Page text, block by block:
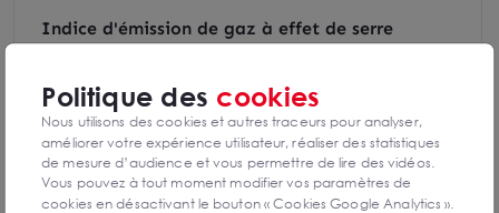
Indice d'émission de gaz à effet de serre
Diagnostics GES en cours de réalisation
Politique des cookies
Nous utilisons des cookies et autres traceurs pour analyser,
améliorer votre expérience utilisateur, réaliser des statistiques
de mesure d’audience et vous permettre de lire des vidéos.
Vous pouvez à tout moment modifier vos paramètres de
cookies en désactivant le bouton « Cookies Google Analytics ».